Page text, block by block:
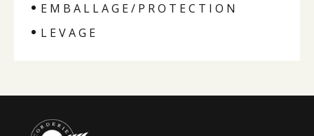
E M B A L L A G E / P R O T E C T I O N
L E V A G E